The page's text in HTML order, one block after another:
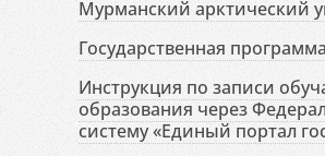
Мурманский арктический
Государственная
Инструкция по записи
образования через
систему «Единый портал